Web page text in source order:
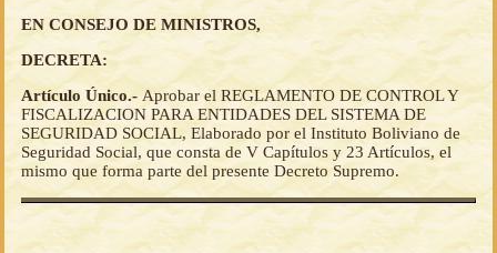
EN CONSEJO DE MINISTROS,
DECRETA:
Artículo Único.- Aprobar el REGLAMENTO DE CONTROL Y
FISCALIZACION PARA ENTIDADES DEL SISTEMA DE
SEGURIDAD SOCIAL, Elaborado por el Instituto Boliviano de
Seguridad Social, que consta de V Capítulos y 23 Artículos, el
mismo que forma parte del presente Decreto Supremo.